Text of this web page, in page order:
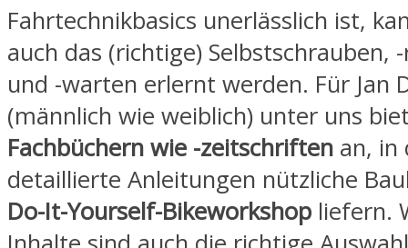
Fahrtechnikbasics unerlässlich ist,
auch das (richtige) Selbstschrauben,
und -warten erlernt werden. Für Jan
(männlich wie weiblich) unter uns
Fachbüchern wie -zeitschriften an, in
detaillierte Anleitungen nützliche
Do-It-Yourself-Bikeworkshop liefern.